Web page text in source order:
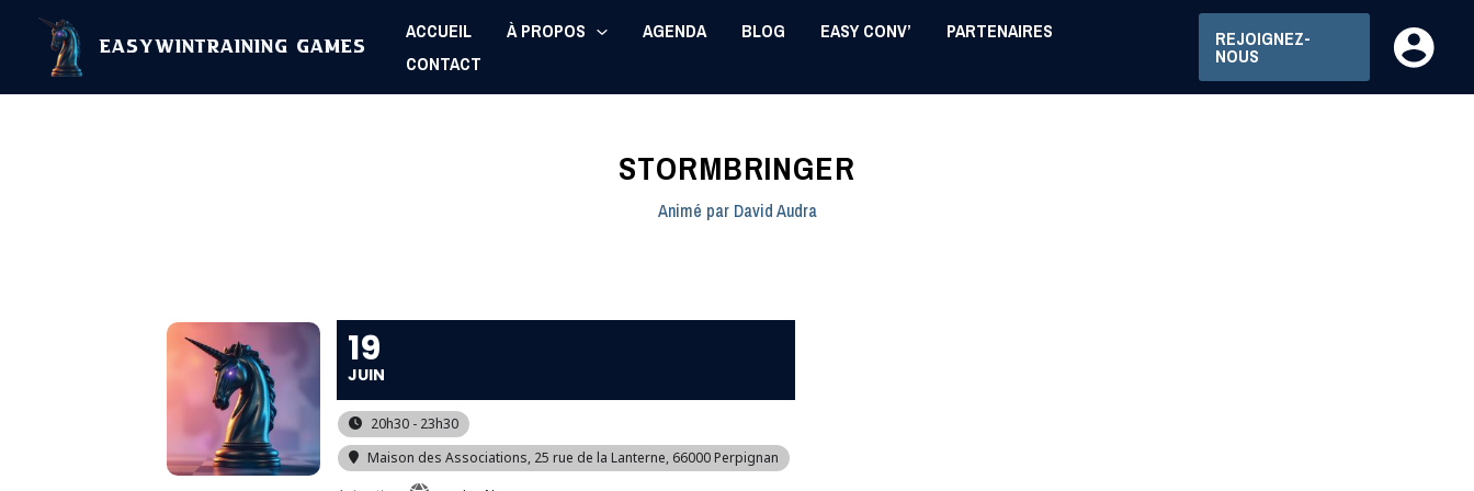
contenu
EasyWinTraining Games
ACCUEIL À PROPOS AGENDA BLOG EASY CONV’
PARTENAIRES
CONTACT
REJOIGNEZ-
NOUS
STORMBRINGER
Animé par David Audra
19
JUIN
20h30 - 23h30
Maison des Associations, 25 rue de la Lanterne, 66000 Perpignan